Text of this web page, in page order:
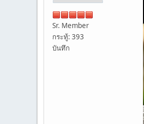
Sr. Member
กระทู้: 393
บันทึก